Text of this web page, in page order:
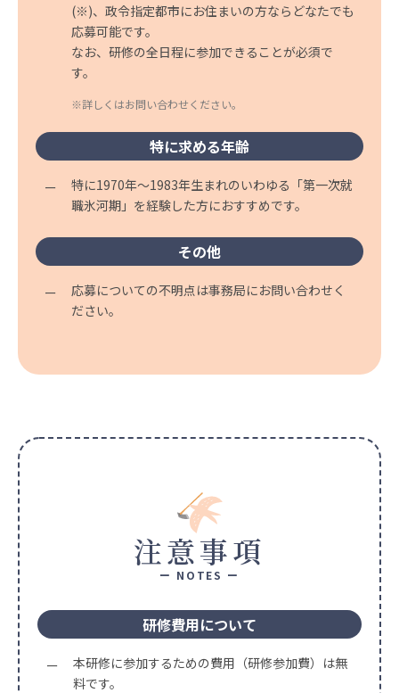
(※)、政令指定都市にお住まいの方ならどなたでも
応募可能です。
なお、研修の全日程に参加できることが必須で
す。
※詳しくはお問い合わせください。
特に求める年齢
特に1970年～1983年生まれのいわゆる「第一次就
職氷河期」を経験した方におすすめです。
その他
応募についての不明点は事務局にお問い合わせく
ださい。
注意事項
ー NOTES ー
研修費用について
本研修に参加するための費用（研修参加費）は無
料です。